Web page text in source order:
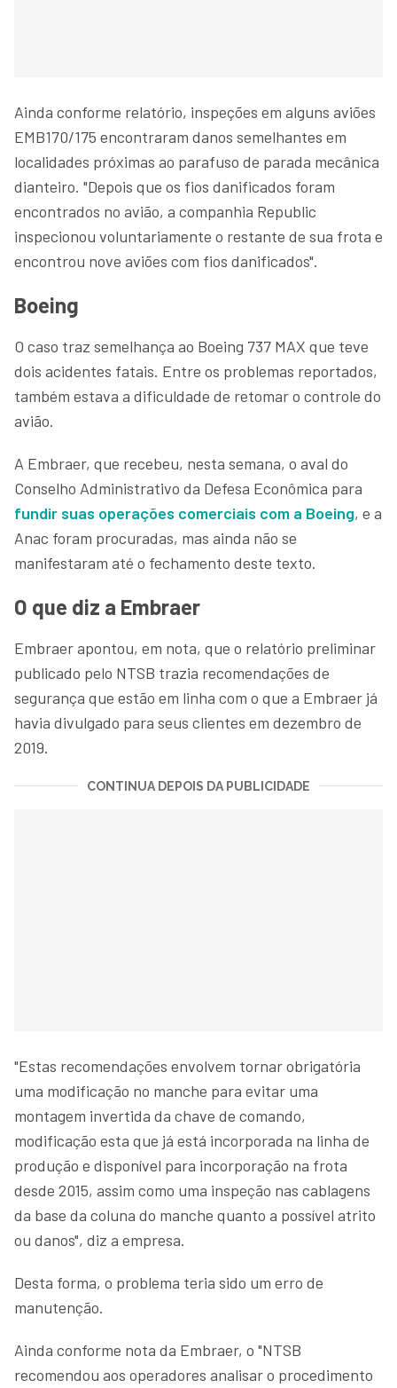
Ainda conforme relatório, inspeções em alguns aviões
EMB170/175 encontraram danos semelhantes em
localidades próximas ao parafuso de parada mecânica
dianteiro. "Depois que os fios danificados foram
encontrados no avião, a companhia Republic
inspecionou voluntariamente o restante de sua frota e
encontrou nove aviões com fios danificados".
Boeing
O caso traz semelhança ao Boeing 737 MAX que teve
dois acidentes fatais. Entre os problemas reportados,
também estava a dificuldade de retomar o controle do
avião.
A Embraer, que recebeu, nesta semana, o aval do
Conselho Administrativo da Defesa Econômica para
fundir suas operações comerciais com a Boeing, e a
Anac foram procuradas, mas ainda não se
manifestaram até o fechamento deste texto.
O que diz a Embraer
Embraer apontou, em nota, que o relatório preliminar
publicado pelo NTSB trazia recomendações de
segurança que estão em linha com o que a Embraer já
havia divulgado para seus clientes em dezembro de
2019.
CONTINUA DEPOIS DA PUBLICIDADE
"Estas recomendações envolvem tornar obrigatória
uma modificação no manche para evitar uma
montagem invertida da chave de comando,
modificação esta que já está incorporada na linha de
produção e disponível para incorporação na frota
desde 2015, assim como uma inspeção nas cablagens
da base da coluna do manche quanto a possível atrito
ou danos", diz a empresa.
Desta forma, o problema teria sido um erro de
manutenção.
Ainda conforme nota da Embraer, o "NTSB
recomendou aos operadores analisar o procedimento